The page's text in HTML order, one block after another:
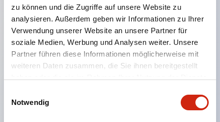
zu können und die Zugriffe auf unsere Website zu
analysieren. Außerdem geben wir Informationen zu Ihrer
Verwendung unserer Website an unsere Partner für
soziale Medien, Werbung und Analysen weiter. Unsere
Partner führen diese Informationen möglicherweise mit
weiteren Daten zusammen, die Sie ihnen bereitgestellt
Notwendig
Katalogmodell umgestellt.
Ausgestattet mit HW-U-Kontaktblöcken, die eine
Finger-Schutzstruktur, Schraubklemmen und
Schutzart IP20 bieten.
LED-Lampen für Hochspannungstypen sind jetzt
verfügbar, und die Nennbetriebsspannung des
LED-Lampe (LSRD-Lampe), die mit nur einer